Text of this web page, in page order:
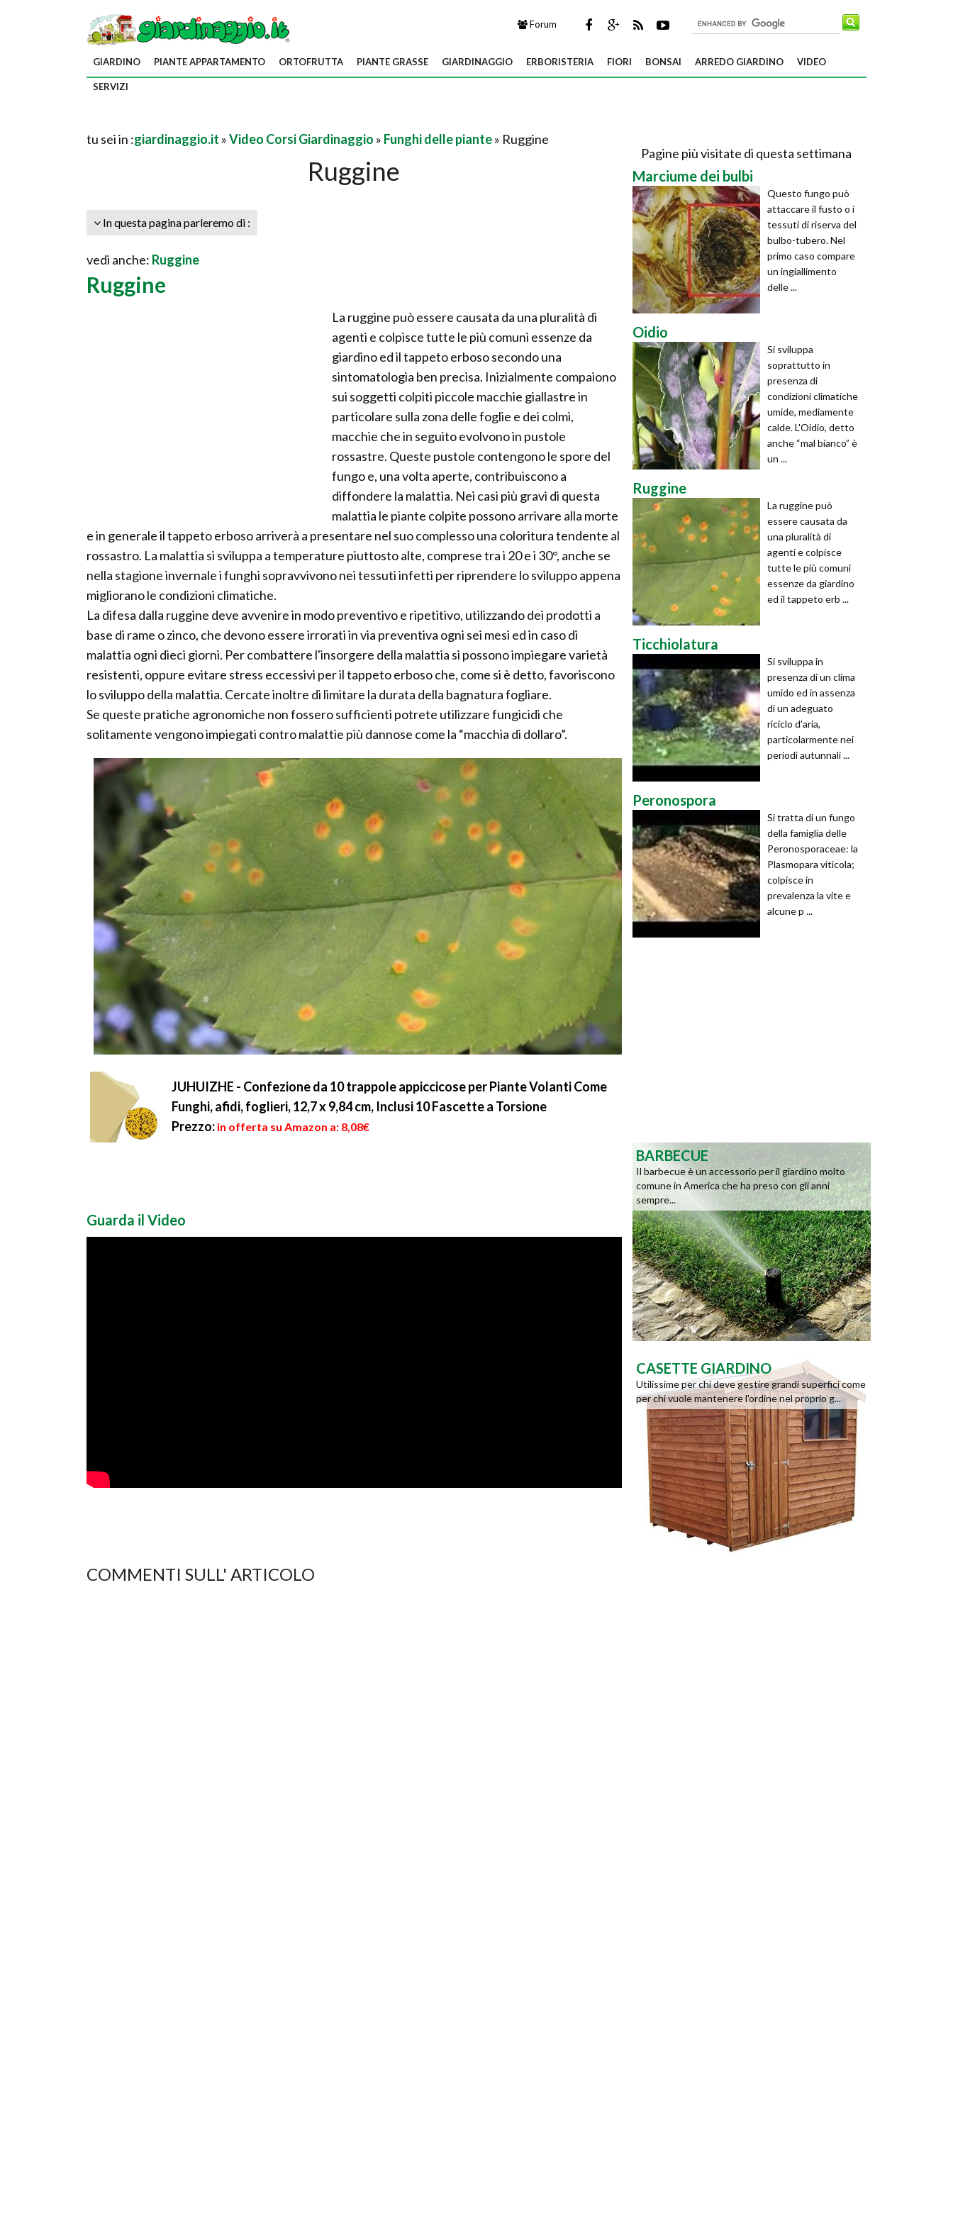
Forum
GIARDINO PIANTE APPARTAMENTO ORTOFRUTTA PIANTE GRASSE GIARDINAGGIO ERBORISTERIA FIORI BONSAI ARREDO GIARDINO VIDEO
SERVIZI
tu sei in :giardinaggio.it »Video Corsi Giardinaggio » Funghi delle piante» Ruggine
Ruggine
In questa pagina parleremo di :
vedi anche: Ruggine
Ruggine
La ruggine può essere causata da una pluralità di
agenti e colpisce tutte le più comuni essenze da
giardino ed il tappeto erboso secondo una
sintomatologia ben precisa. Inizialmente compaiono
sui soggetti colpiti piccole macchie giallastre in
particolare sulla zona delle foglie e dei colmi,
macchie che in seguito evolvono in pustole
rossastre. Queste pustole contengono le spore del
fungo e, una volta aperte, contribuiscono a
diffondere la malattia. Nei casi più gravi di questa
malattia le piante colpite possono arrivare alla morte
e in generale il tappeto erboso arriverà a presentare nel suo complesso una coloritura tendente al
rossastro. La malattia si sviluppa a temperature piuttosto alte, comprese tra i 20 e i 30°, anche se
nella stagione invernale i funghi sopravvivono nei tessuti infetti per riprendere lo sviluppo appena
migliorano le condizioni climatiche.
La difesa dalla ruggine deve avvenire in modo preventivo e ripetitivo, utilizzando dei prodotti a
base di rame o zinco, che devono essere irrorati in via preventiva ogni sei mesi ed in caso di
malattia ogni dieci giorni. Per combattere l'insorgere della malattia si possono impiegare varietà
resistenti, oppure evitare stress eccessivi per il tappeto erboso che, come si è detto, favoriscono
lo sviluppo della malattia. Cercate inoltre di limitare la durata della bagnatura fogliare.
Se queste pratiche agronomiche non fossero sufficienti potrete utilizzare fungicidi che
solitamente vengono impiegati contro malattie più dannose come la “macchia di dollaro”.
JUHUIZHE - Confezione da 10 trappole appiccicose per Piante Volanti Come
Funghi, afidi, foglieri, 12,7 x 9,84 cm, Inclusi 10 Fascette a Torsione
Prezzo: in offerta su Amazon a: 8,08€
Guarda il Video
COMMENTI SULL' ARTICOLO
Pagine più visitate di questa settimana
Marciume dei bulbi
Questo fungo può
attaccare il fusto o i
tessuti di riserva del
bulbo-tubero. Nel
primo caso compare
un ingiallimento
delle ...
Oidio
Si sviluppa
soprattutto in
presenza di
condizioni climatiche
umide, mediamente
calde. L'Oidio, detto
anche “mal bianco” è
un ...
Ruggine
La ruggine può
essere causata da
una pluralità di
agenti e colpisce
tutte le più comuni
essenze da giardino
ed il tappeto erb ...
Ticchiolatura
Si sviluppa in
presenza di un clima
umido ed in assenza
di un adeguato
riciclo d’aria,
particolarmente nei
periodi autunnali ...
Peronospora
Si tratta di un fungo
della famiglia delle
Peronosporaceae: la
Plasmopara viticola;
colpisce in
prevalenza la vite e
alcune p ...
BARBECUE
Il barbecue è un accessorio per il giardino molto
comune in America che ha preso con gli anni
sempre...
CASETTE GIARDINO
Utilissime per chi deve gestire grandi superfici come
per chi vuole mantenere l'ordine nel proprio g...